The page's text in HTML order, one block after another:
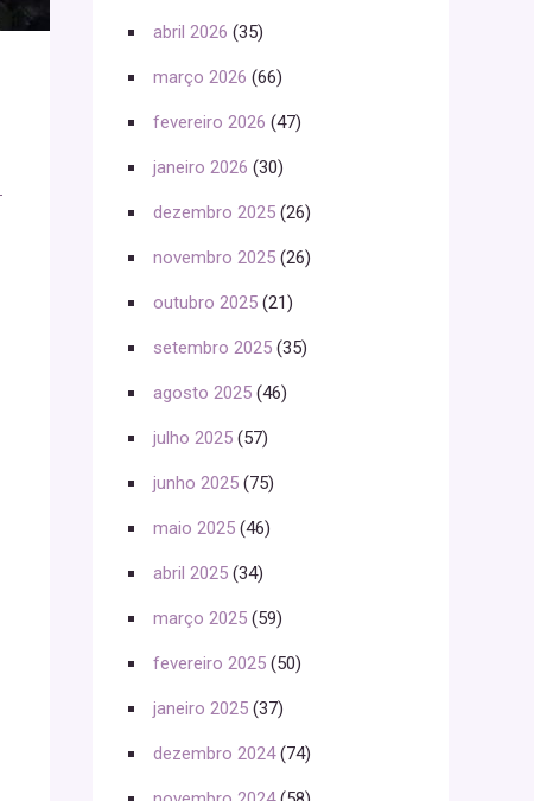
abril 2026 (35)
março 2026 (66)
fevereiro 2026 (47)
janeiro 2026 (30)
dezembro 2025 (26)
novembro 2025 (26)
outubro 2025 (21)
setembro 2025 (35)
agosto 2025 (46)
julho 2025 (57)
junho 2025 (75)
maio 2025 (46)
abril 2025 (34)
março 2025 (59)
fevereiro 2025 (50)
janeiro 2025 (37)
dezembro 2024(74)